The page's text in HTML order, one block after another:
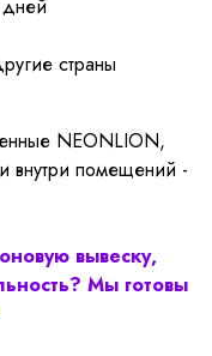
дней
страны
NEONLION,
внутри помещений -
вывеску,
Мы готовы